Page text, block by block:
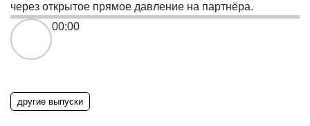
через открытое прямое давление на партнёра.
00:00
другие выпуски